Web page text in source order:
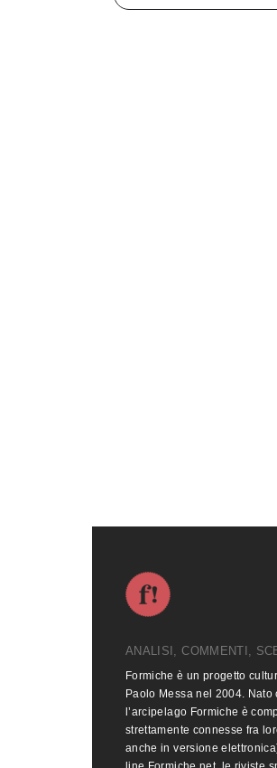
ANALISI, COMMENTI,
Formiche è un progetto
Paolo Messa nel 2004.
l’arcipelago Formiche è
strettamente connesse fra
anche in versione